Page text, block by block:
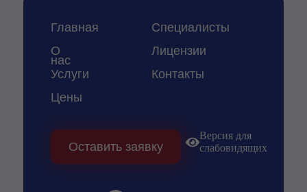
Главная
Специалисты
О
нас
Лицензии
Услуги
Цены
Контакты
Оставить заявку
Версия для
слабовидящих